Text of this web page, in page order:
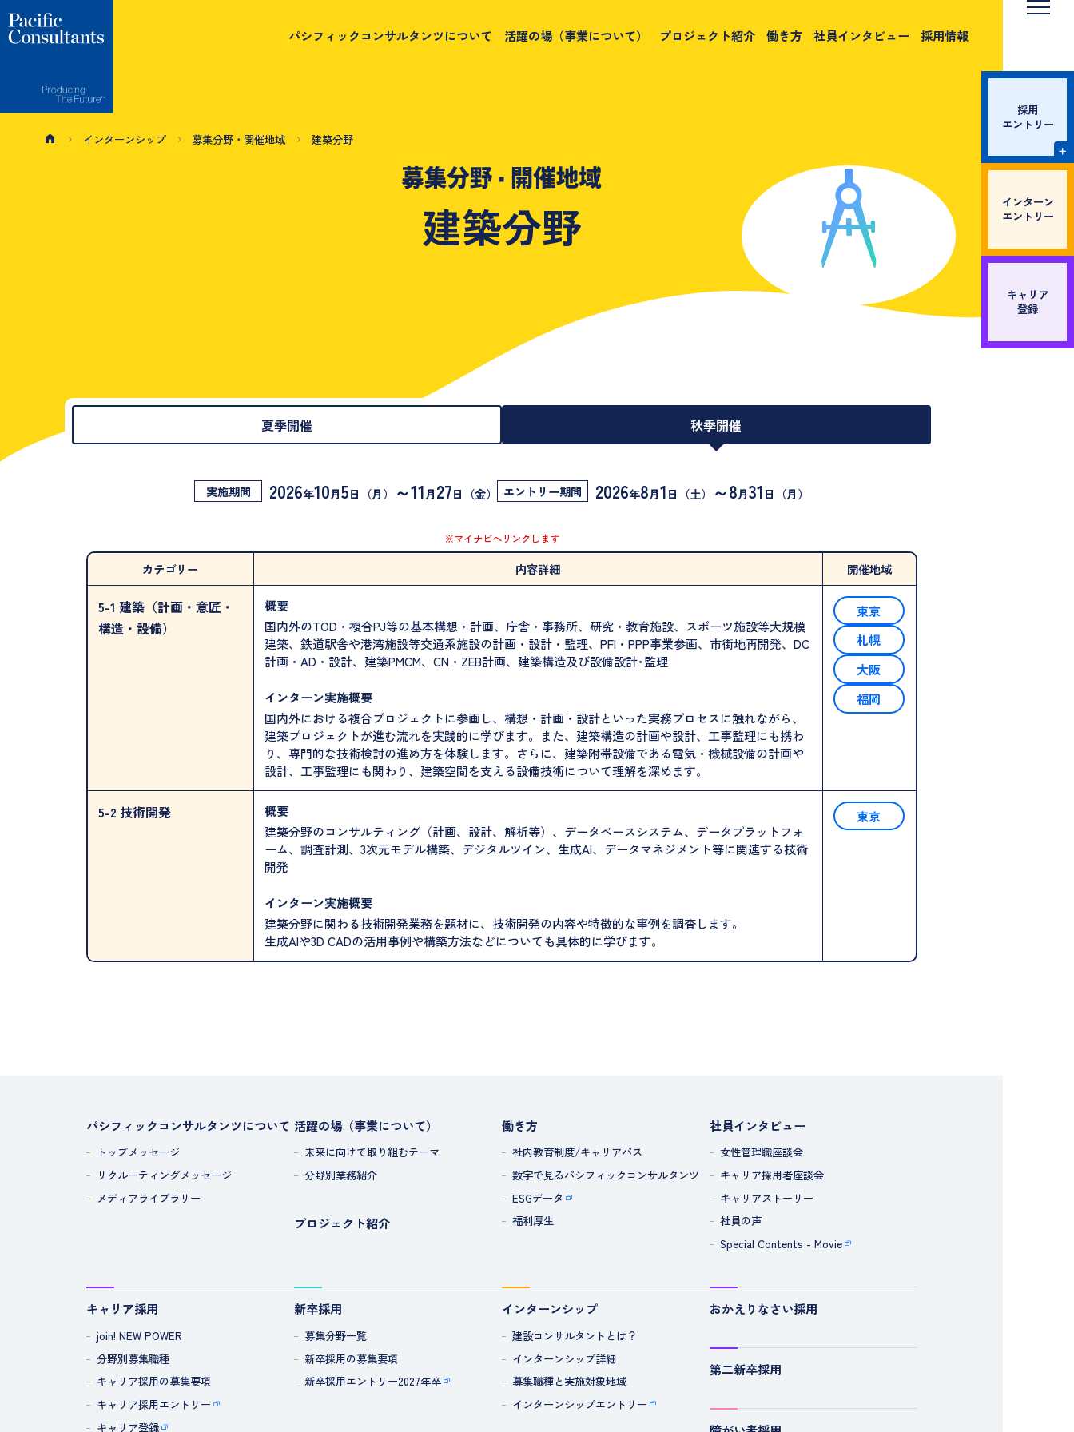
本文へ移動
サイトメニューへ移動
パシフィックコンサルタンツについて 活躍の場（事業について） プロジェクト紹介 働き方 社員インタビュー 採用情報
採用
エントリー
インターン
エントリー
キャリア
登録
インターンシップ 募集分野・開催地域 建築分野
建築分野
夏季開催 秋季開催
実施期間 2026年10月5日（月） ～11月 27日（金） エントリー期間 2026年8月1 日（土） ～8月31 日（月）
※マイナビへリンクします
カテゴリー 内容詳細 開催地域
5-1 建築（計画・意匠・
構造・設備）
概要
国内外のTOD・複合PJ等の基本構想・計画、庁舎・事務所、研究・教育施設、スポーツ施設等大規模
建築、鉄道駅舎や港湾施設等交通系施設の計画・設計・監理、PFI・PPP事業参画、市街地再開発、DC
計画・AD・設計、建築PMCM、CN・ZEB計画、建築構造及び設備設計･監理
インターン実施概要
国内外における複合プロジェクトに参画し、構想・計画・設計といった実務プロセスに触れながら、
建築プロジェクトが進む流れを実践的に学びます。また、建築構造の計画や設計、工事監理にも携わ
り、専門的な技術検討の進め方を体験します。さらに、建築附帯設備である電気・機械設備の計画や
設計、工事監理にも関わり、建築空間を支える設備技術について理解を深めます。
東京
札幌
大阪
福岡
5-2 技術開発
概要
建築分野のコンサルティング（計画、設計、解析等）、データベースシステム、データプラットフォ
ーム、調査計測、3次元モデル構築、デジタルツイン、生成AI、データマネジメント等に関連する技術
開発
インターン実施概要
建築分野に関わる技術開発業務を題材に、技術開発の内容や特徴的な事例を調査します。
生成AIや3D CADの活用事例や構築方法などについても具体的に学びます。
東京
パシフィックコンサルタンツについて
トップメッセージ
リクルーティングメッセージ
メディアライブラリー
活躍の場（事業について）
未来に向けて取り組むテーマ
分野別業務紹介
プロジェクト紹介
働き方
社内教育制度/キャリアパス
数字で見るパシフィックコンサルタンツ
ESGデータ
福利厚生
社員インタビュー
女性管理職座談会
キャリア採用者座談会
キャリアストーリー
社員の声
Special Contents - Movie
キャリア採用
join! NEW POWER
分野別募集職種
キャリア採用の募集要項
キャリア採用エントリー
キャリア登録
新卒採用
募集分野一覧
新卒採用の募集要項
新卒採用エントリー2027年卒
インターンシップ
建設コンサルタントとは？
インターンシップ詳細
募集職種と実施対象地域
インターンシップエントリー
おかえりなさい採用
第二新卒採用